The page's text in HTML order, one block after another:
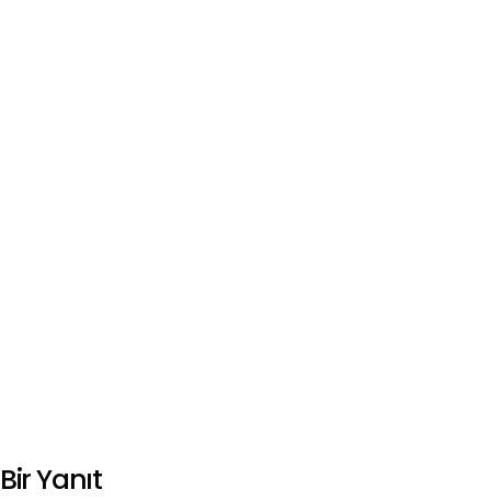
Bir Yanıt